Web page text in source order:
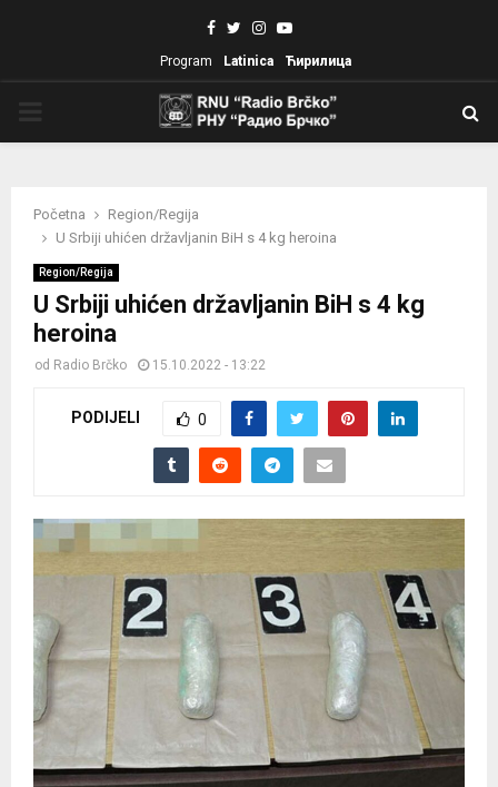
Facebook
TwitterInstagram
Youtube
Program Latinica Ћирилица
Početna
Region/Regija
U Srbiji uhićen državljanin BiH s 4 kg heroina
Region/Regija
U Srbiji uhićen državljanin BiH s 4 kg
heroina
od Radio Brčko 15.10.2022 - 13:22
PODIJELI 0